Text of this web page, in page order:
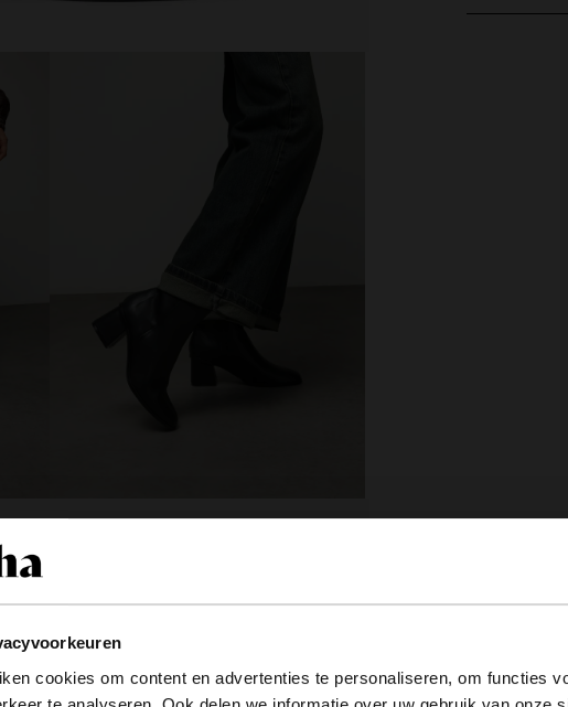
cookies om content en advertenties te personaliseren, om functies
View this website in English?